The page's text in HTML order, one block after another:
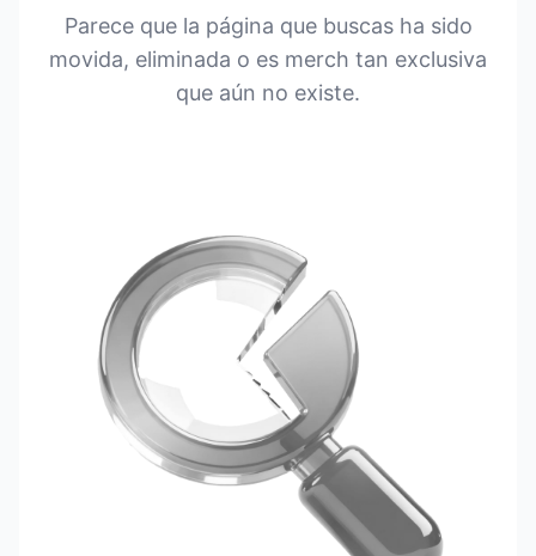
Parece que la página que buscas ha sido
movida, eliminada o es merch tan exclusiva
que aún no existe.